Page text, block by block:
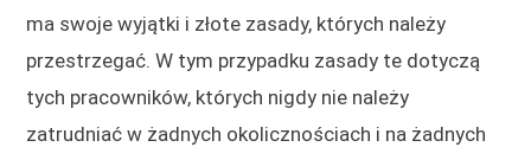
ma swoje wyjątki i złote zasady, których należy
przestrzegać. W tym przypadku zasady te dotyczą
tych pracowników, których nigdy nie należy
zatrudniać w żadnych okolicznościach i na żadnych